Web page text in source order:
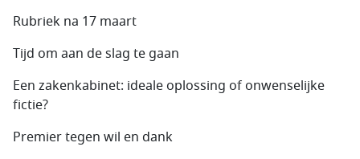
Rubriek na 17 maart
Tijd om aan de slag te gaan
Een zakenkabinet: ideale oplossing of onwenselijke
fictie?
Premier tegen wil en dank